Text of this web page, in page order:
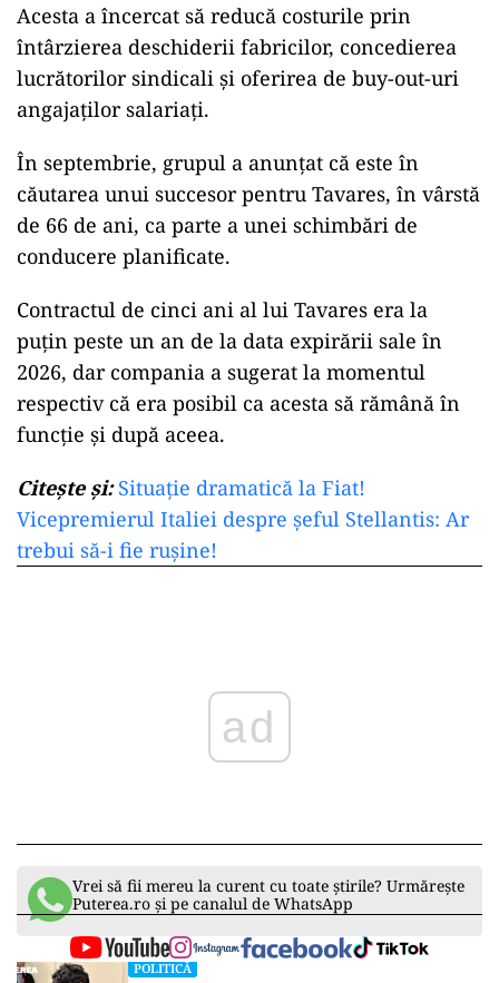
Acesta a încercat să reducă costurile prin
întârzierea deschiderii fabricilor, concedierea
lucrătorilor sindicali și oferirea de buy-out-uri
angajaților salariați.
În septembrie, grupul a anunțat că este în
căutarea unui succesor pentru Tavares, în vârstă
de 66 de ani, ca parte a unei schimbări de
conducere planificate.
Contractul de cinci ani al lui Tavares era la
puțin peste un an de la data expirării sale în
2026, dar compania a sugerat la momentul
respectiv că era posibil ca acesta să rămână în
funcție și după aceea.
Citeşte şi: Situaţie dramatică la Fiat!
Vicepremierul Italiei despre şeful Stellantis: Ar
trebui să-i fie ruşine!
ad
Vrei să fii mereu la curent cu toate știrile? Urmărește
Puterea.ro și pe canalul de WhatsApp
POLITICĂ